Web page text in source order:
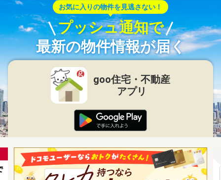
お気に入りの物件を見逃さない！
プッシュ通知で
最新の物件情報が届く
goo住宅・不動産
アプリ